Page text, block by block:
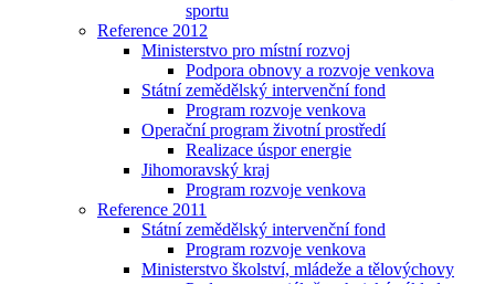
sportu
Reference 2012
Ministerstvo pro místní rozvoj
Podpora obnovy a rozvoje venkova
Státní zemědělský intervenční fond
Program rozvoje venkova
Operační program životní prostředí
Realizace úspor energie
Jihomoravský kraj
Program rozvoje venkova
Reference 2011
Státní zemědělský intervenční fond
Program rozvoje venkova
Ministerstvo školství, mládeže a tělovýchovy